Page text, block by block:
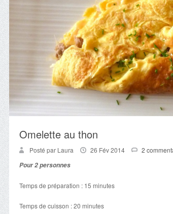
Omelette au thon
Posté par Laura 26 Fév 2014
2
Pour 2 personnes
Temps de préparation : 15 minutes
Temps de cuisson : 20 minutes